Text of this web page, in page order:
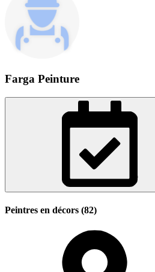
Farga Peinture
Peintres en décors (82)